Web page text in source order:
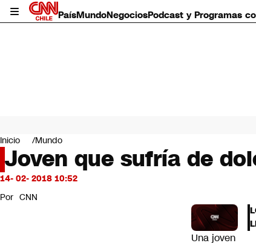
PaísMundoNegociosPodcast y Programas
Mundo
Negocios
Deportes
Programas completos
Servicios
Inicio Mundo
Joven que sufría de
14- 02- 2018 10:52
Por CNN
Una joven